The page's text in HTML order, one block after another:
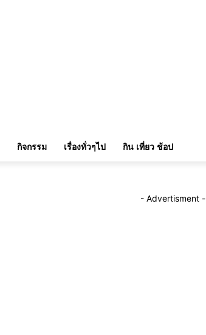
กิจกรรม เรื่องทั่วๆไป กิน เที่ยว ช้อป
- Advertisment -